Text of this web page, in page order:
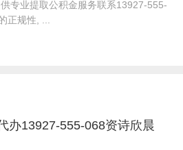
专业提取公积金服务联系13927-555-
正规性, ...
办13927-555-068资诗欣晨